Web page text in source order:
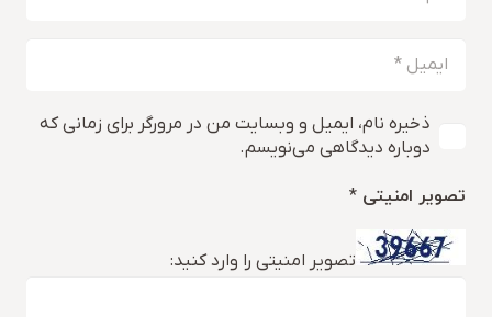
ذخیره نام، ایمیل و وبسایت من در مرورگر برای زمانی که
دوباره دیدگاهی می‌نویسم.
تصویر امنیتی *
تصویر امنیتی را وارد کنید: